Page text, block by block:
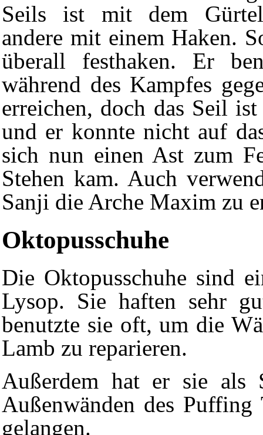
Seils ist mit dem
andere mit einem Haken.
überall festhaken. Er
während des Kampfes
erreichen, doch das Seil
und er konnte nicht auf
sich nun einen Ast zum
Stehen kam. Auch
Sanji die Arche Maxim zu
Oktopusschuhe
Die Oktopusschuhe sind
Lysop. Sie haften sehr
benutzte sie oft, um die
Lamb zu reparieren.
Außerdem hat er sie als
Außenwänden des Puffing
gelangen.